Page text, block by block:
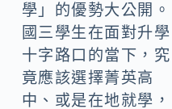
學」的優勢大公開。
國三學生在面對升學
十字路口的當下，究
竟應該選擇菁英高
中、或是在地就學，